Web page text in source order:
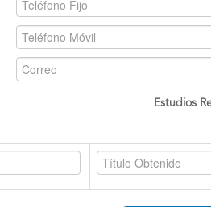
Estudios